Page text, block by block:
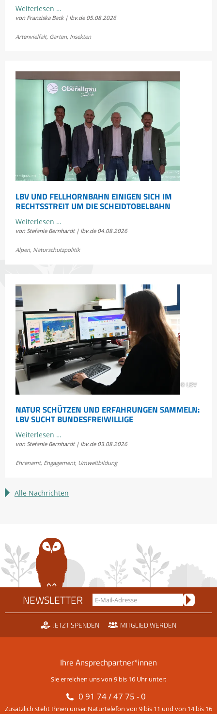
Weiterlesen …
Sommerkonzert:
Bayerns
von Franziska Back | lbv.de 05.08.2026
Artenvielfalt, Garten, Insekten
LBV UND FELLHORNBAHN EINIGEN SICH IM
RECHTSSTREIT UM DIE SCHEIDTOBELBAHN
Weiterlesen …LBV
und
einigen
die
Scheidtobelbahn
von Stefanie Bernhardt | lbv.de 04.08.2026
Alpen, Naturschutzpolitik
© LBV
NATUR SCHÜTZEN UND ERFAHRUNGEN SAMMELN:
LBV SUCHT BUNDESFREIWILLIGE
Weiterlesen …Natur
schützen
LBV
von Stefanie Bernhardt | lbv.de 03.08.2026
Ehrenamt, Engagement, Umweltbildung
Alle Nachrichten
NEWSLETTER
JETZT SPENDEN MITGLIED WERDEN
Ihre Ansprechpartner*innen
Sie erreichen uns von 9 bis 16 Uhr unter:
0 91 74 / 47 75 - 0
Zusätzlich steht Ihnen unser Naturtelefon von 9 bis 11 und von 14 bis 16